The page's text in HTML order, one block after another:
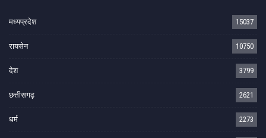
मध्यप्रदेश 15037
रायसेन 10750
देश 3799
छत्तीसगढ़ 2621
धर्म 2273